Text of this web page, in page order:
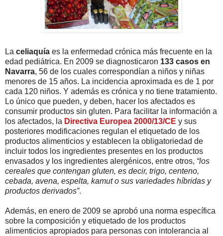
La celiaquía es la enfermedad crónica más frecuente en la
edad pediátrica. En 2009 se diagnosticaron 133 casos en
Navarra, 56 de los cuales correspondían a niños y niñas
menores de 15 años. La incidencia aproximada es de 1 por
cada 120 niños. Y además es crónica y no tiene tratamiento.
Lo único que pueden, y deben, hacer los afectados es
consumir productos sin gluten. Para facilitar la información a
los afectados, la Directiva Europea 2000/13/CE y sus
posteriores modificaciones regulan el etiquetado de los
productos alimenticios y establecen la obligatoriedad de
incluir todos los ingredientes presentes en los productos
envasados y los ingredientes alergénicos, entre otros, “los
cereales que contengan gluten, es decir, trigo, centeno,
cebada, avena, espelta, kamut o sus variedades híbridas y
productos derivados”.
Además, en enero de 2009 se aprobó una norma específica
sobre la composición y etiquetado de los productos
alimenticios apropiados para personas con intolerancia al